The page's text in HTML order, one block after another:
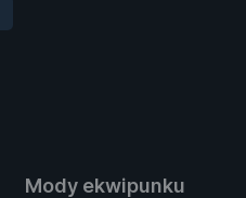
Mody ekwipunku